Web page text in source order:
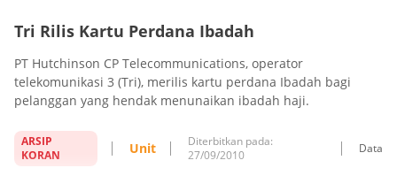
Tri Rilis Kartu Perdana Ibadah
PT Hutchinson CP Telecommunications, operator
telekomunikasi 3 (Tri), merilis kartu perdana Ibadah bagi
pelanggan yang hendak menunaikan ibadah haji.
ARSIP
KORAN
Unit
Diterbitkan pada:
27/09/2010
Data